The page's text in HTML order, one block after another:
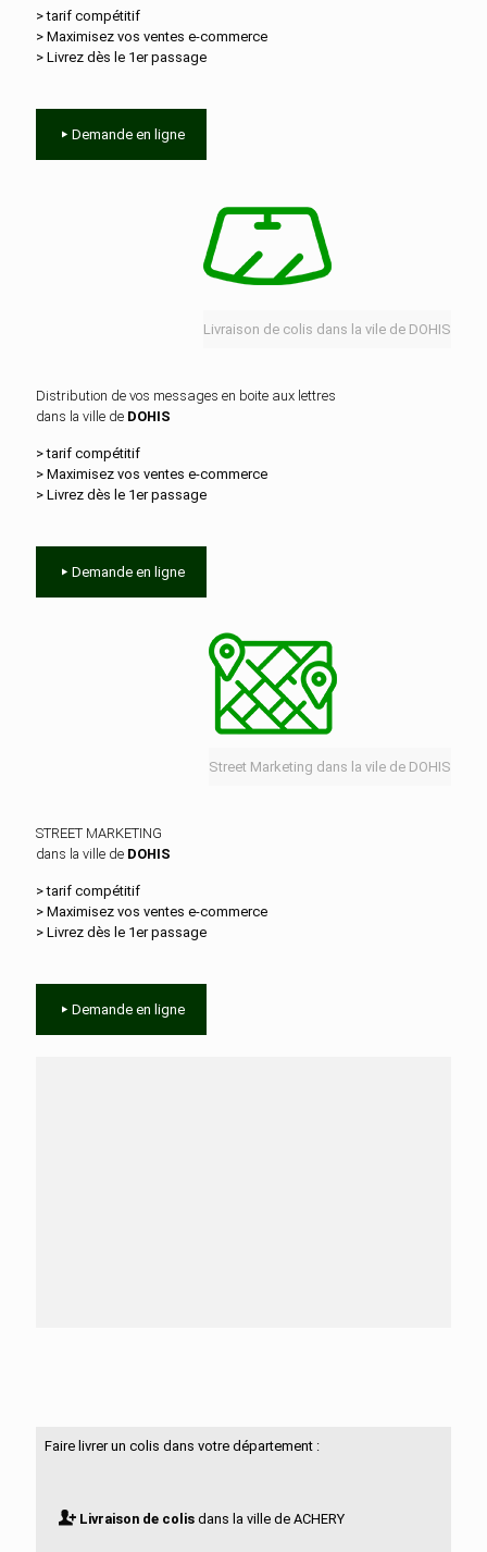
> tarif compétitif
> Maximisez vos ventes e‑commerce
> Livrez dès le 1er passage
Demande en ligne
Livraison de colis dans la vile de DOHIS
Distribution de vos messages en boite aux lettres
dans la ville de DOHIS
> tarif compétitif
> Maximisez vos ventes e‑commerce
> Livrez dès le 1er passage
Demande en ligne
Street Marketing dans la vile de DOHIS
STREET MARKETING
dans la ville de DOHIS
> tarif compétitif
> Maximisez vos ventes e‑commerce
> Livrez dès le 1er passage
Demande en ligne
Faire livrer un colis dans votre département :
Livraison de colisdans la ville de ACHERY